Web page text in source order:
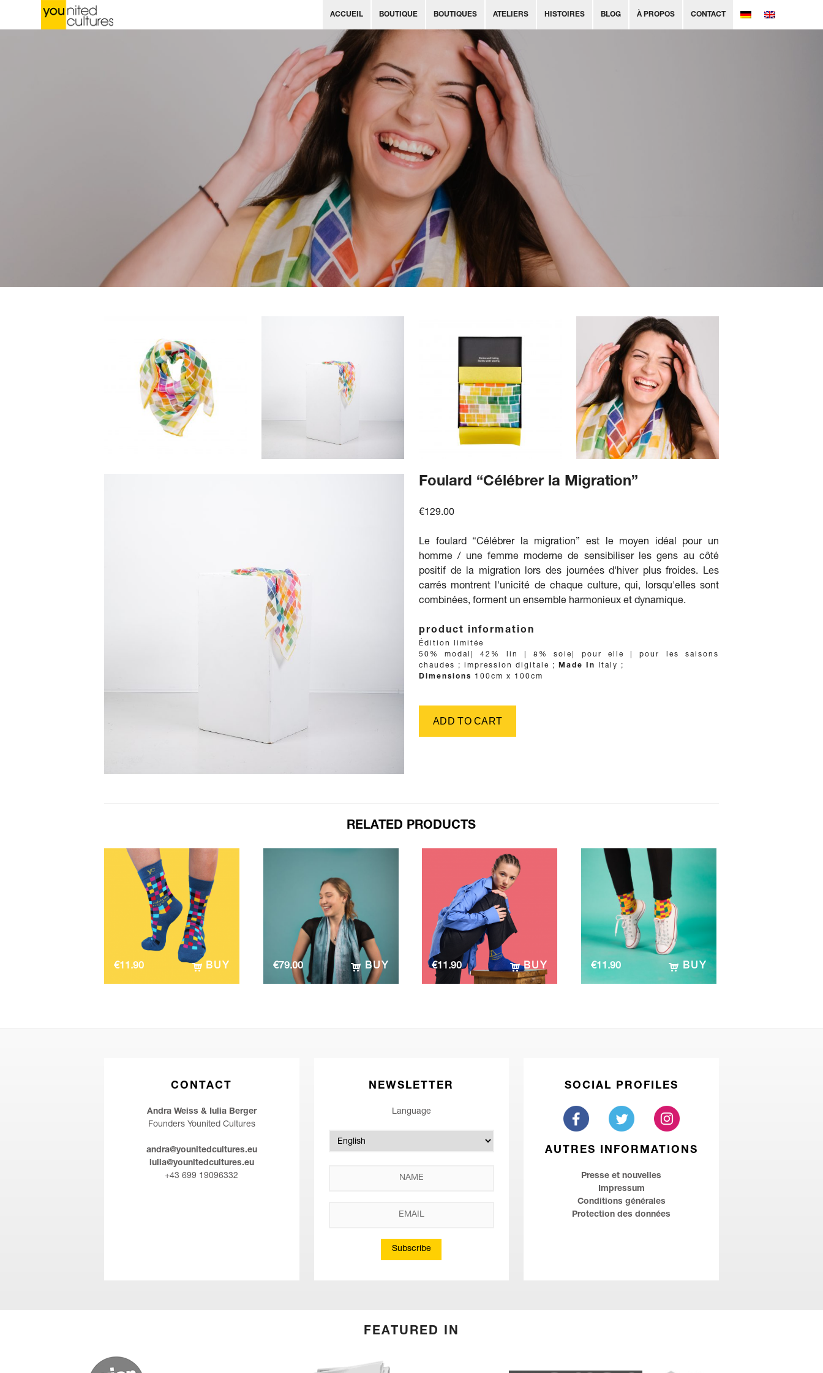
ACCUEIL BOUTIQUE BOUTIQUES ATELIERS HISTOIRES BLOG À PROPOS CONTACT
Foulard “Célébrer la Migration”
€129.00
Le foulard “Célébrer la migration” est le moyen idéal pour un
homme / une femme moderne de sensibiliser les gens au côté
positif de la migration lors des journées d'hiver plus froides. Les
carrés montrent l'unicité de chaque culture, qui, lorsqu'elles sont
combinées, forment un ensemble harmonieux et dynamique.
product information
Details
Édition limitée
Fabric
50% modal| 42% lin | 8% soie| pour elle | pour les saisons
chaudes
; Printing method
impression digitale ; Made In Italy
;
Dimensions
100cm x 100cm
RELATED PRODUCTS
€11.90 BUY €79.00 BUY €11.90 BUY €11.90 BUY
CONTACT
Andra Weiss & Iulia Berger
Founders Younited Cultures
andra@younitedcultures.eu
iulia@younitedcultures.eu
+43 699 19096332
NEWSLETTER
Language
Subscribe
SOCIAL PROFILES
AUTRES INFORMATIONS
Presse et nouvelles
Impressum
Conditions générales
Protection des données
FEATURED IN
(English) wien.at
(English) Kurier